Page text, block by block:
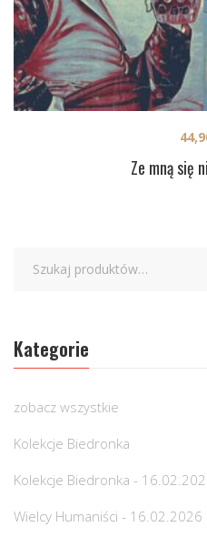
Ze mną się
Kategorie
zobacz wszystkie
Kolekcje Biedronka
Kolekcje Biedronka -
Wielcy Humaniści - 16.02.2026